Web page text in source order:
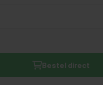
Bestel direct